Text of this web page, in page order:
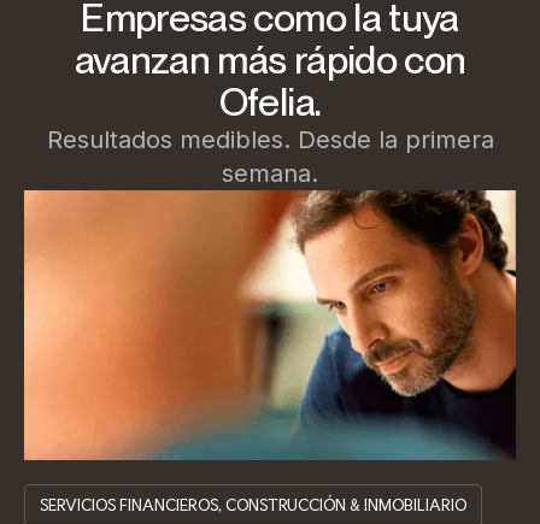
Empresas como la tuya
avanzan más rápido con
Ofelia.
Resultados medibles. Desde la primera
semana.
SERVICIOS FINANCIEROS, CONSTRUCCIÓN & INMOBILIARIO